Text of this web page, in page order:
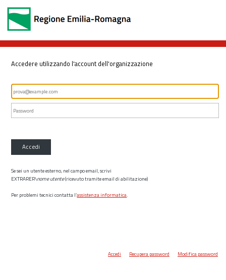
Accedere utilizzando l'account dell'organizzazione
Accedi
Se sei un utente esterno, nel campo email, scrivi
EXTRARER\nome utente(ricevuto tramite email di abilitazione)
Per problemi tecnici contatta l’assistenza informatica.
Accedi Recupera password Modifica password